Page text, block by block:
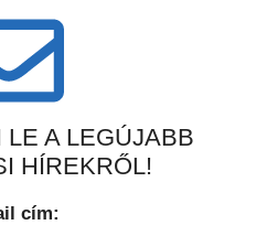
A LEGÚJABB
HÍREKRŐL!
cím: